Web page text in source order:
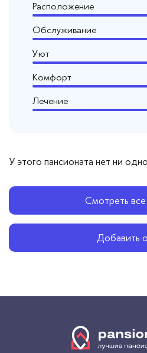
У этого пансионата нет ни
Смотреть
Добавить
Расположение
Обслуживание
Уют
Комфорт
Лечение